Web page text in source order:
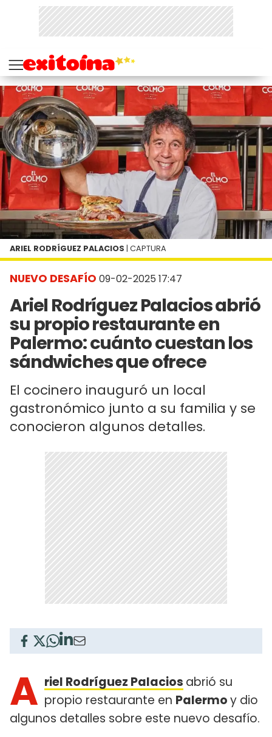
NUEVO DESAFÍO 09-02-2025 17:47
Ariel Rodríguez Palacios abrió
su propio restaurante en
Palermo: cuánto cuestan los
sándwiches que ofrece
El cocinero inauguró un local
gastronómico junto a su familia y se
conocieron algunos detalles.
ARIEL RODRÍGUEZ PALACIOS | CAPTURA
A riel Rodríguez Palacios abrió su
propio restaurante en Palermoy dio
algunos detalles sobre este nuevo desafío.